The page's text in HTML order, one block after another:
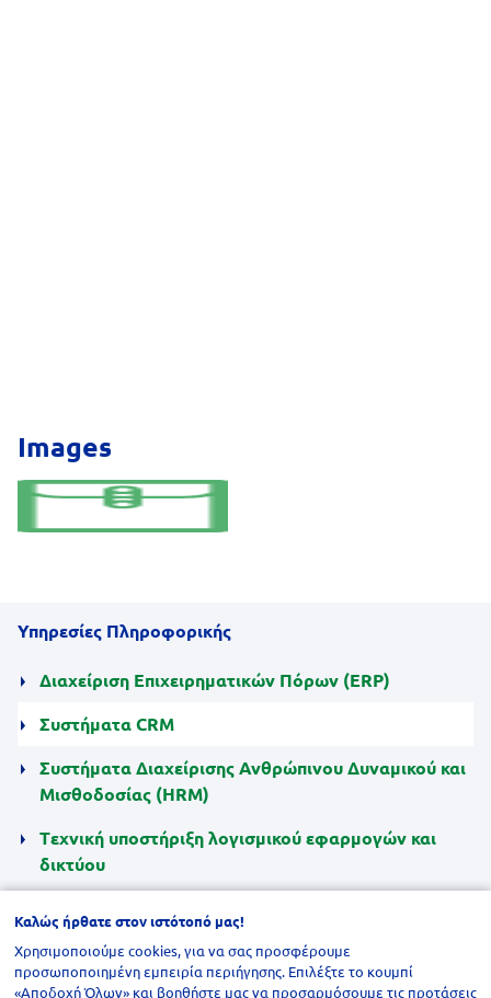
Images
Υπηρεσίες Πληροφορικής
Διαχείριση Επιχειρηματικών Πόρων (ERP)
Συστήματα CRM
Συστήματα Διαχείρισης Ανθρώπινου Δυναμικού και
Μισθοδοσίας (HRM)
Tεχνική υποστήριξη λογισμικού εφαρμογών και
δικτύου
ΣΤΕΙΛΤΕ ΜΑΣ ΤΟ ΜΗΝΥΜΑ ΣΑΣ!
Καλώς ήρθατε στον ιστότοπό μας!
Χρησιμοποιούμε cookies, για να σας προσφέρουμε
προσωποποιημένη εμπειρία περιήγησης. Επιλέξτε το κουμπί
«Αποδοχή Όλων» και βοηθήστε μας να προσαρμόσουμε τις προτάσεις